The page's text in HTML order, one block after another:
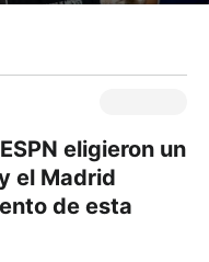
eligieron un
el Madrid
de esta